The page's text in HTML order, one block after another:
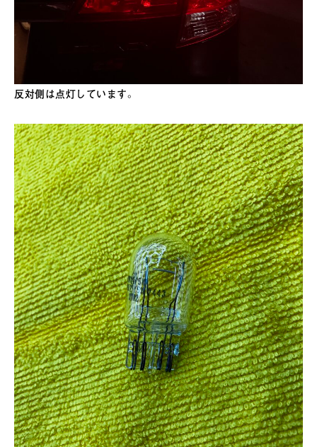
反対側は点灯しています。